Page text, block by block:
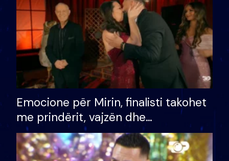
Emocione për Mirin, finalisti takohet
me prindërit, vajzën dhe
bashkëshorten: S’kemi ndonjë letër
divorci apo jo?